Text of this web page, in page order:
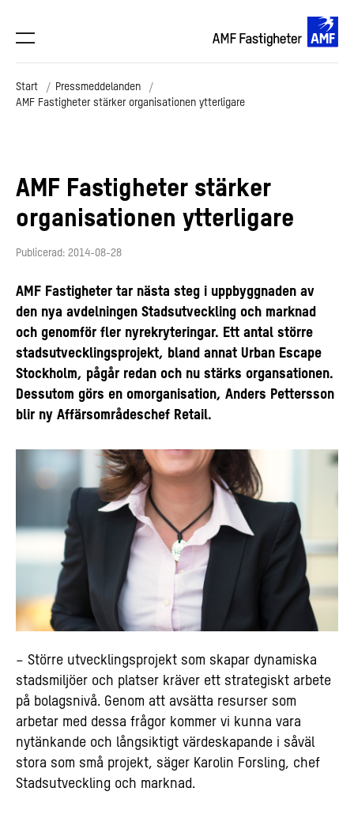
Start
Pressmeddelanden
AMF Fastigheter stärker organisationen ytterligare
AMF Fastigheter stärker
organisationen ytterligare
Publicerad: 2014-08-28
AMF Fastigheter tar nästa steg i uppbyggnaden av
den nya avdelningen Stadsutveckling och marknad
och genomför fler nyrekryteringar. Ett antal större
stadsutvecklingsprojekt, bland annat Urban Escape
Stockholm, pågår redan och nu stärks organsationen.
Dessutom görs en omorganisation, Anders Pettersson
blir ny Affärsområdeschef Retail.
– Större utvecklingsprojekt som skapar dynamiska
stadsmiljöer och platser kräver ett strategiskt arbete
på bolagsnivå. Genom att avsätta resurser som
arbetar med dessa frågor kommer vi kunna vara
nytänkande och långsiktigt värdeskapande i såväl
stora som små projekt, säger Karolin Forsling, chef
Stadsutveckling och marknad.